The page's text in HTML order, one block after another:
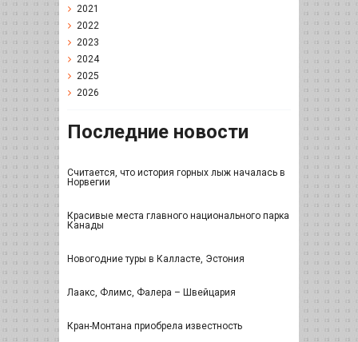
2021
2022
2023
2024
2025
2026
Последние новости
Считается, что история горных лыж началась в
Норвегии
Красивые места главного национального парка
Канады
Новогодние туры в Калласте, Эстония
Лаакс, Флимс, Фалера – Швейцария
Кран-Монтана приобрела известность